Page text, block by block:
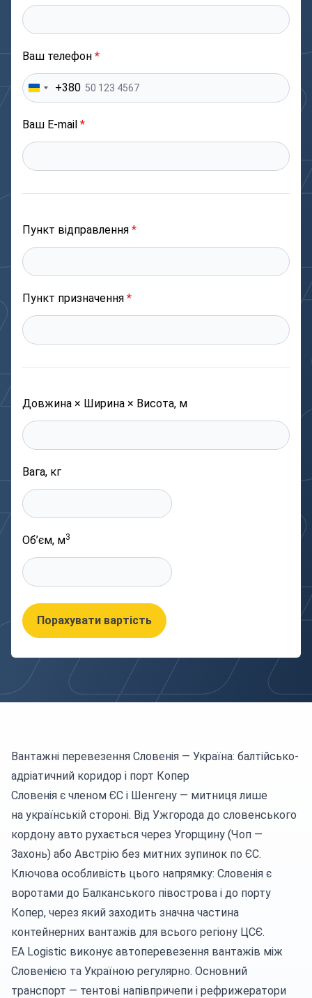
Ваш телефон *
+380
Ваш E-mail *
Пункт відправлення *
Пункт призначення *
Довжина × Ширина × Висота, м
Вага, кг
Об’єм, м3
Порахувати вартість
Вантажні перевезення Словенія — Україна: балтійсько-
адріатичний коридор і порт Копер
Словенія є членом ЄС і Шенгену — митниця лише
на українській стороні. Від Ужгорода до словенського
кордону авто рухається через Угорщину (Чоп —
Захонь) або Австрію без митних зупинок по ЄС.
Ключова особливість цього напрямку: Словенія є
воротами до Балканського півострова і до порту
Копер, через який заходить значна частина
контейнерних вантажів для всього регіону ЦСЄ.
EA Logistic виконує автоперевезення вантажів між
Словенією та Україною регулярно. Основний
транспорт — тентові напівпричепи і рефрижератори